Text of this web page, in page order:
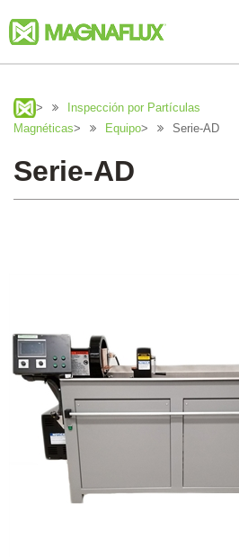
>
Inspección por Partículas
Magnéticas> Equipo> Serie-AD
Serie-AD